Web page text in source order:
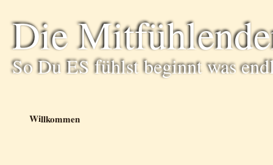
Die
So Du ES fühlst beginnt was
Willkommen